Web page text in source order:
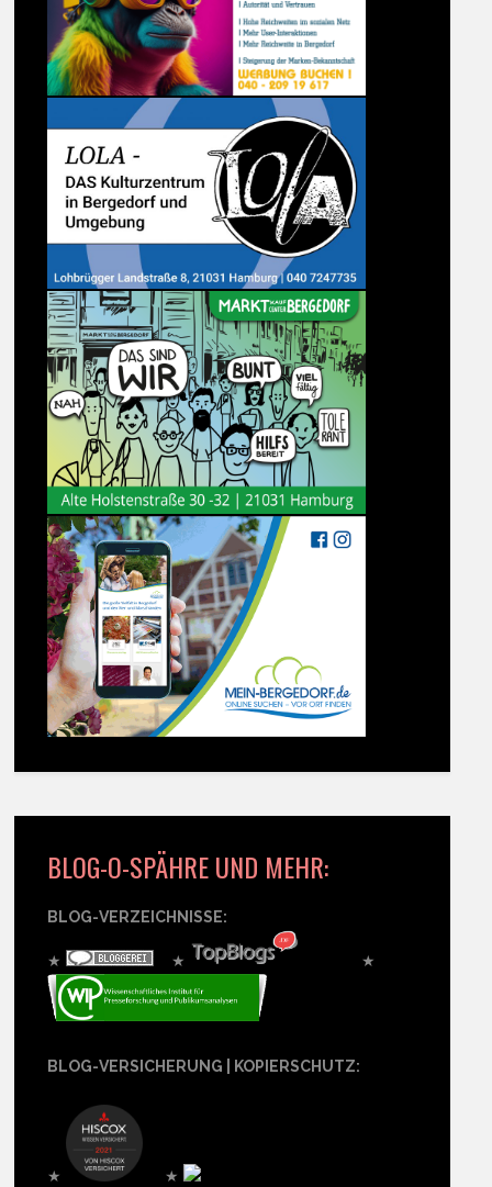
BLOG-O-SPÄHRE UND MEHR:
BLOG-VERZEICHNISSE:
★ ★ ★
BLOG-VERSICHERUNG | KOPIERSCHUTZ:
★ ★